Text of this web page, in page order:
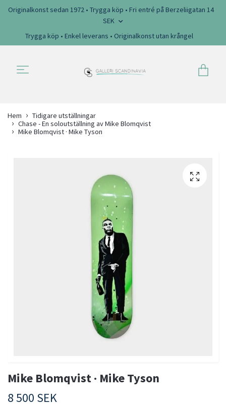
Originalkonst sedan 1972 • Trygga köp • Fri entré på Berzeliigatan 14
SEK
Trygga köp • Enkel leverans • Originalkonst utan krångel
Hem
Tidigare utställningar
Chase - En soloutställning av Mike Blomqvist
Mike Blomqvist · Mike Tyson
Mike Blomqvist · Mike Tyson
8 500 SEK